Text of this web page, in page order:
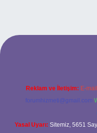
Reklam ve İletişim: E-
forumhizmeti@gmail.com
Yasal Uyarı: Sitemiz, 5651